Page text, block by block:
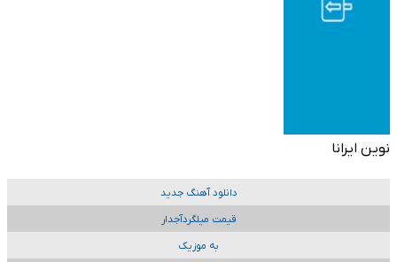
نوین ایرانا
دانلود آهنگ جدید
قیمت میلگردآجدار
به موزیک